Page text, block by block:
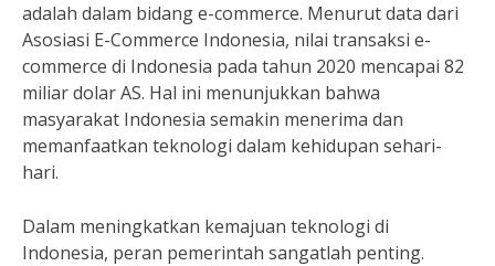
adalah dalam bidang e-commerce. Menurut data dari
Asosiasi E-Commerce Indonesia, nilai transaksi e-
commerce di Indonesia pada tahun 2020 mencapai 82
miliar dolar AS. Hal ini menunjukkan bahwa
masyarakat Indonesia semakin menerima dan
memanfaatkan teknologi dalam kehidupan sehari-
hari.
Dalam meningkatkan kemajuan teknologi di
Indonesia, peran pemerintah sangatlah penting.